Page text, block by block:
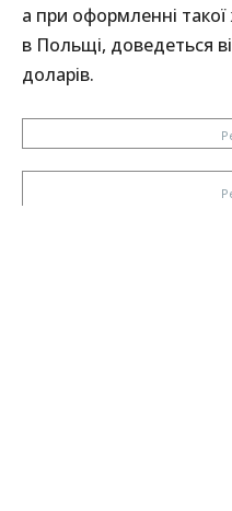
а при оформленні
в Польщі, доведеться
доларів.